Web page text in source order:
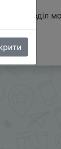
розділ